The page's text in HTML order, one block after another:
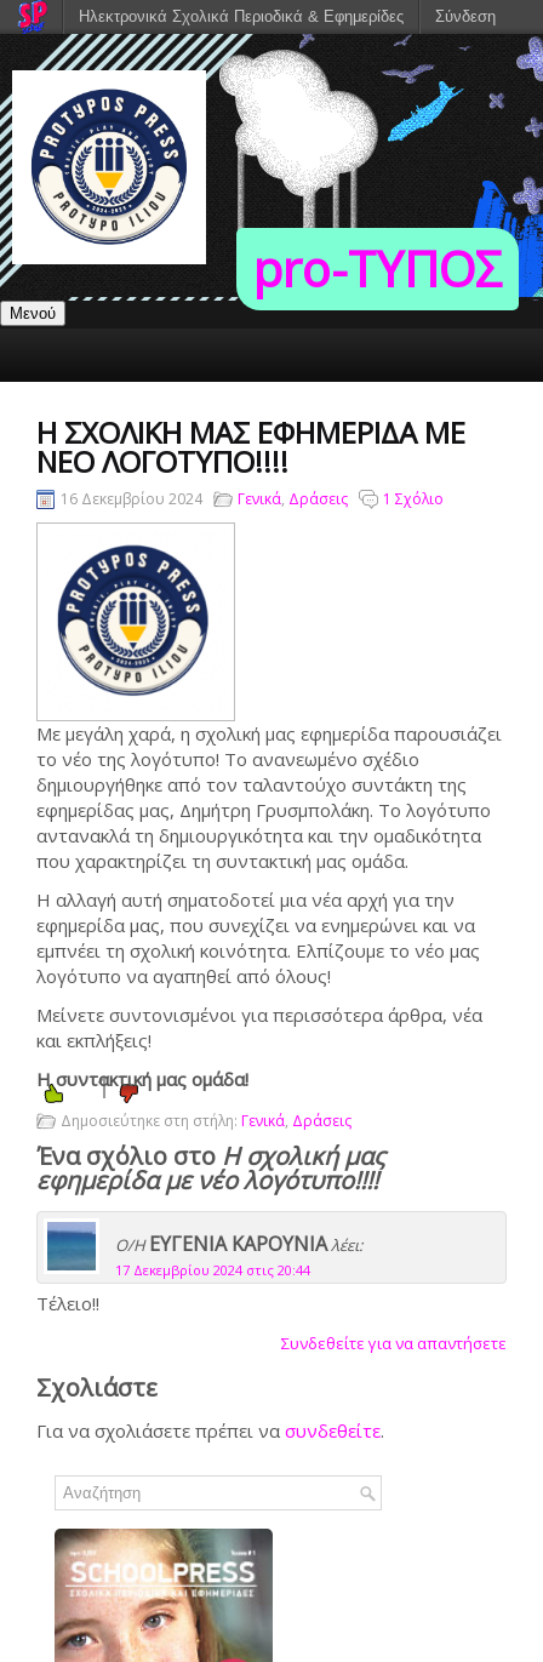
pro-TΥΠΟΣ
Μενού
Η ΣΧΟΛΙΚΉ ΜΑΣ ΕΦΗΜΕΡΊΔΑ ΜΕ
ΝΈΟ ΛΟΓΌΤΥΠΟ!!!!
16 Δεκεμβρίου 2024 Γενικά, Δράσεις 1 Σχόλιο
Με μεγάλη χαρά, η σχολική μας εφημερίδα παρουσιάζει
το νέο της λογότυπο! Το ανανεωμένο σχέδιο
δημιουργήθηκε από τον ταλαντούχο συντάκτη της
εφημερίδας μας, Δημήτρη Γρυσμπολάκη. Το λογότυπο
αντανακλά τη δημιουργικότητα και την ομαδικότητα
που χαρακτηρίζει τη συντακτική μας ομάδα.
Η αλλαγή αυτή σηματοδοτεί μια νέα αρχή για την
εφημερίδα μας, που συνεχίζει να ενημερώνει και να
εμπνέει τη σχολική κοινότητα. Ελπίζουμε το νέο μας
λογότυπο να αγαπηθεί από όλους!
Μείνετε συντονισμένοι για περισσότερα άρθρα, νέα
και εκπλήξεις!
Η συντακτική μας ομάδα!
1
Δημοσιεύτηκε στη στήλη: Γενικά, Δράσεις
Ένα σχόλιο στο Η σχολική μας
εφημερίδα με νέο λογότυπο!!!!
Ο/ΗΕΥΓΕΝΙΑ ΚΑΡΟΥΝΙΑλέει:
17 Δεκεμβρίου 2024 στις 20:44
Τέλειο!!
Συνδεθείτε για να απαντήσετε
Σχολιάστε
Για να σχολιάσετε πρέπει να συνδεθείτε.
Ηλεκτρονικά Σχολικά Περιοδικά & Εφημερίδες Σύνδεση